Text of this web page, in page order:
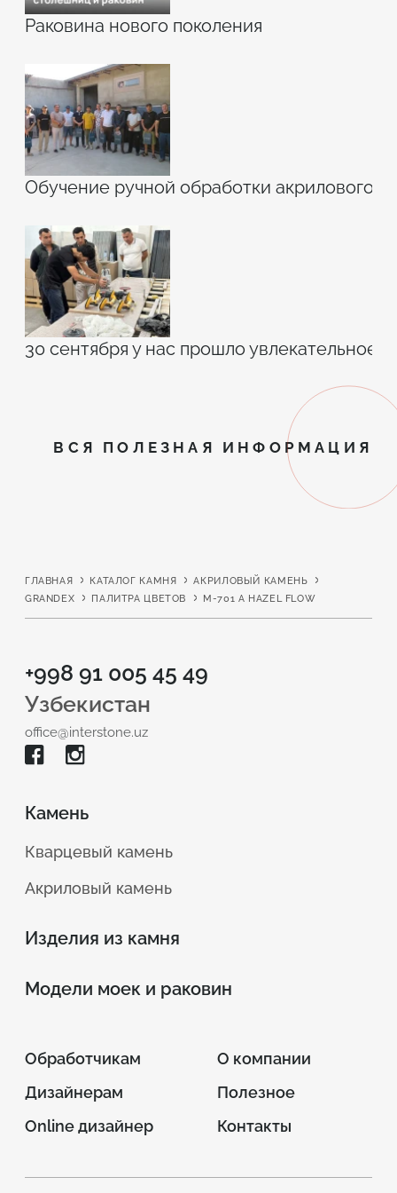
Раковина нового поколения
Обучение ручной обработки акрилового
30 сентября у нас прошло увлекательное
ВСЯ ПОЛЕЗНАЯ ИНФОРМАЦИЯ
ГЛАВНАЯ КАТАЛОГ КАМНЯ
АКРИЛОВЫЙ КАМЕНЬ
GRANDEX
ПАЛИТРА ЦВЕТОВ M-701 А HAZEL FLOW
+998 91 005 45 49
Узбекистан
office@interstone.uz
Камень
Кварцевый камень
Акриловый камень
Изделия из камня
Модели моек и раковин
Обработчикам
Дизайнерам
Online дизайнер
О компании
Полезное
Контакты